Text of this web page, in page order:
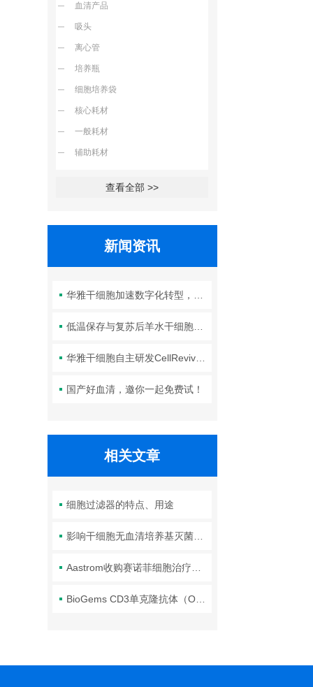
血清产品
吸头
离心管
培养瓶
细胞培养袋
核心耗材
一般耗材
辅助耗材
查看全部 >>
新闻资讯
低温保存与复苏后羊水干细胞培养基的选择要点：维持细胞活性的关键因素
华雅干细胞自主研发CellRevive Supplement细胞急救万能添加剂正式开售
国产好血清，邀你一起免费试！
相关文章
细胞过滤器的特点、用途
影响干细胞无血清培养基灭菌的原因
BioGems CD3单克隆抗体（OKT3） 你了解吗？